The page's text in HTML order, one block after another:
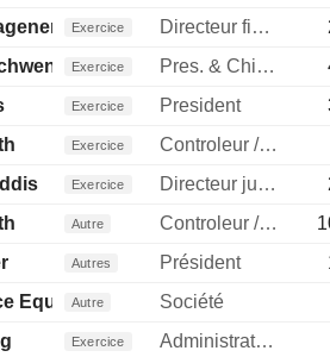
Exercice Directeur financier
Exercice Pres. & Chief Customer Officer
Exercice President
Exercice
Controleur / auditeur
Exercice Directeur juridique
Autre Controleur / auditeur
Autres Président
Equity Management, Inc.
Autre
Société
Exercice
Administrateur